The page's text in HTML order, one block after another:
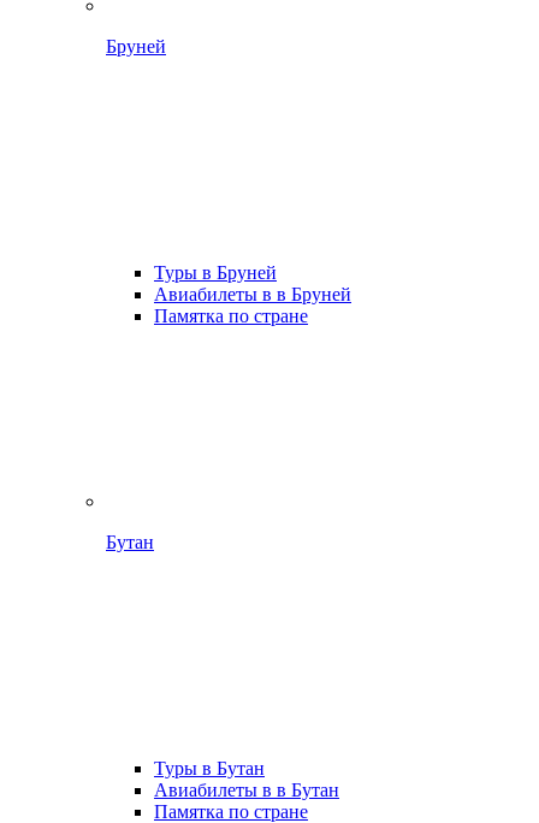
Бруней
Туры в Бруней
Авиабилеты в в Бруней
Памятка по стране
Бутан
Туры в Бутан
Авиабилеты в в Бутан
Памятка по стране